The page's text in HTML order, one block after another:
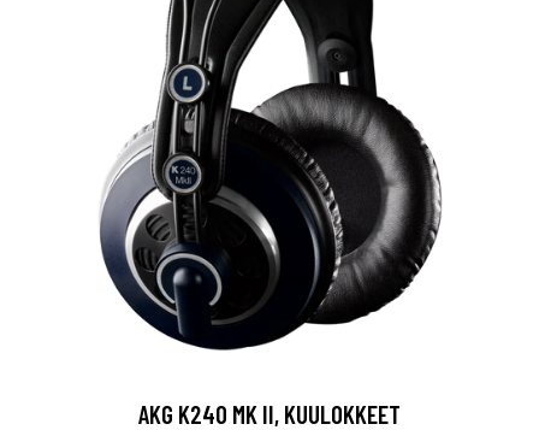
AKG K240 MK II, KUULOKKEET